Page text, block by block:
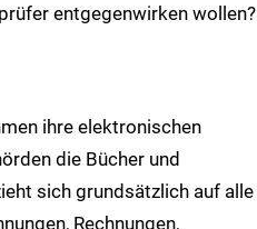
entgegenwirken wollen?
ihre elektronischen
die Bücher und
sich grundsätzlich auf alle
Rechnungen,